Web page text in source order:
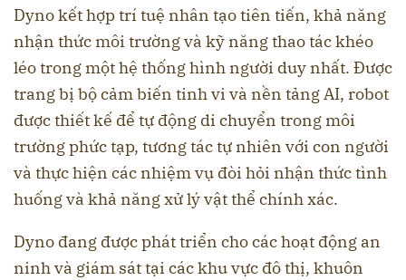
Dyno kết hợp trí tuệ nhân tạo tiên tiến, khả năng
nhận thức môi trường và kỹ năng thao tác khéo
léo trong một hệ thống hình người duy nhất. Được
trang bị bộ cảm biến tinh vi và nền tảng AI, robot
được thiết kế để tự động di chuyển trong môi
trường phức tạp, tương tác tự nhiên với con người
và thực hiện các nhiệm vụ đòi hỏi nhận thức tình
huống và khả năng xử lý vật thể chính xác.
Dyno đang được phát triển cho các hoạt động an
ninh và giám sát tại các khu vực đô thị, khuôn